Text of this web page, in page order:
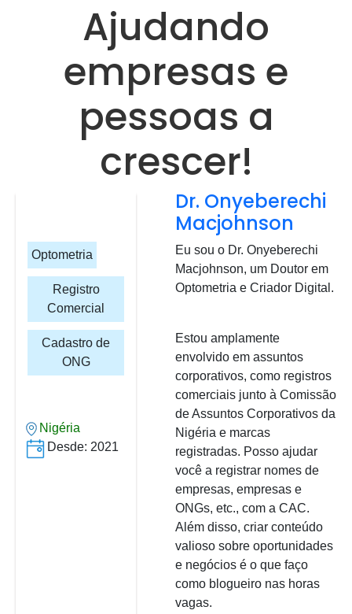
Ajudando
empresas e
pessoas a
crescer!
Optometria
Registro
Comercial
Cadastro de
ONG
Nigéria
Desde: 2021
Dr. Onyeberechi
Macjohnson
Eu sou o Dr. Onyeberechi
Macjohnson, um Doutor em
Optometria e Criador Digital.
Estou amplamente
envolvido em assuntos
corporativos, como registros
comerciais junto à Comissão
de Assuntos Corporativos da
Nigéria e marcas
registradas. Posso ajudar
você a registrar nomes de
empresas, empresas e
ONGs, etc., com a CAC.
Além disso, criar conteúdo
valioso sobre oportunidades
e negócios é o que faço
como blogueiro nas horas
vagas.